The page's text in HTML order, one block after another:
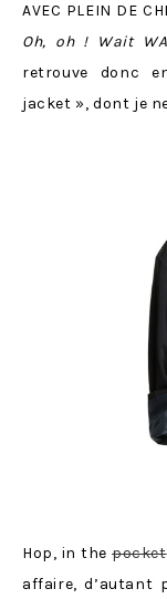
AVEC PLEIN DE
Oh, oh ! Wait
retrouve donc
jacket », dont je
Hop, in thepocket
affaire, d’autant